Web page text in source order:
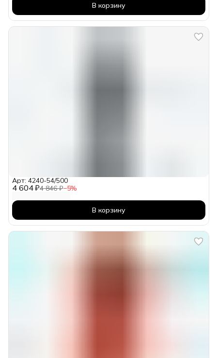
В корзину
4 604 ₽4 846 ₽−5%
Арт: 4240-54/500
В корзину